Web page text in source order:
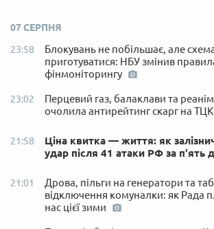
07 СЕРПНЯ
23:58
Блокувань не побільшає, але
приготуватися: НБУ змінив
фінмоніторингу
23:02
Перцевий газ, балаклави та
очолила антирейтинг скарг на ТЦК
21:58
Ціна квитка — життя: як
удар після 41 атаки РФ за п'ять
21:01
Дрова, пільги на генератори та
відключення комуналки: як Рада
нас цієї зими